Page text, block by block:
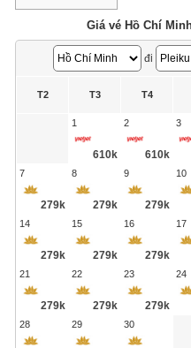
Giá vé Hồ Chí
đi
T2 T3 T4
1
610k
2
610k
3
7
279k
8
279k
9
279k
10
14
279k
15
279k
16
279k
17
21
279k
22
279k
23
279k
24
28 29 30